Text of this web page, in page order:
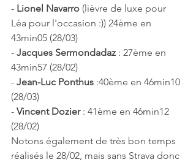
- Lionel Navarro (lièvre de luxe pour
Léa pour l'occasion :)) 24ème en
43min05 (28/03)
- Jacques Sermondadaz : 27ème en
43min57 (28/02)
- Jean-Luc Ponthus :40ème en 46min10
(28/03)
- Vincent Dozier : 41ème en 46min12
(28/02)
Notons également de très bon temps
réalisés le 28/02, mais sans Strava donc